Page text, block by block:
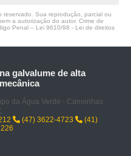
Sua reprodução, parcial ou
a autorização do autor. Crime de
Penal – Lei 9610/98 - Lei de direitos
galvalume de alta
da Água Verde - Canoinhas
(47) 3622-4723
(41)